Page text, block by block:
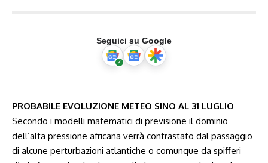
Seguici su Google
PROBABILE EVOLUZIONE METEO SINO AL 31 LUGLIO
Secondo i modelli matematici di previsione il dominio
dell’alta pressione africana verrà contrastato dal passaggio
di alcune perturbazioni atlantiche o comunque da spifferi